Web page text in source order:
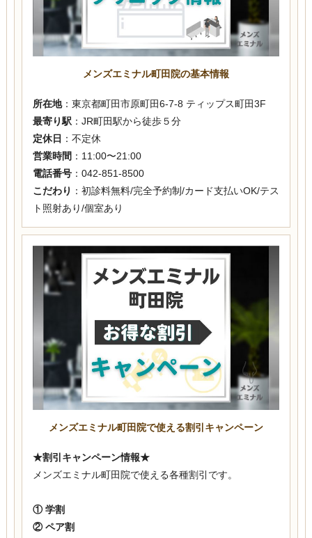
メンズエミナル町田院の基本情報
所在地：東京都町田市原町田6-7-8 ティップス町田3F
最寄り駅 ：JR町田駅から徒歩５分
定休日 ：不定休
営業時間 ：11:00〜21:00
電話番号：042-851-8500
こだわり ：初診料無料/完全予約制/カード支払いOK/テス
ト照射あり/個室あり
メンズエミナル町田院で使える割引キャンペーン
★割引キャンペーン情報★
メンズエミナル町田院で使える各種割引です。
① 学割
② ペア割